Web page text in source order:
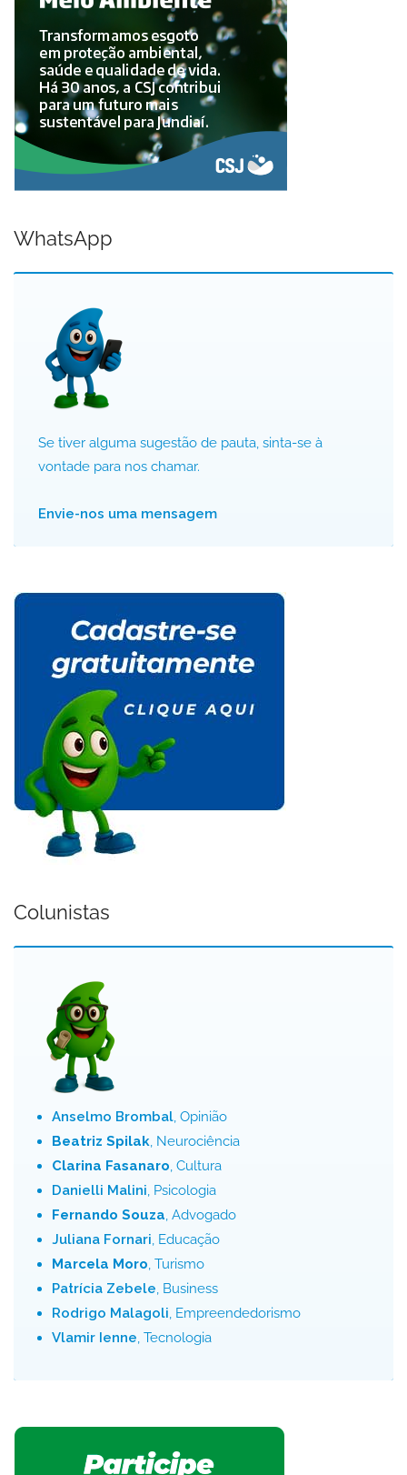
WhatsApp
Se tiver alguma sugestão de pauta, sinta-se à
vontade para nos chamar.
Envie-nos uma mensagem
Colunistas
Anselmo Brombal, Opinião
Beatriz Spilak, Neurociência
Clarina Fasanaro, Cultura
Danielli Malini, Psicologia
Fernando Souza, Advogado
Juliana Fornari, Educação
Marcela Moro, Turismo
Patrícia Zebele, Business
Rodrigo Malagoli, Empreendedorismo
Vlamir Ienne, Tecnologia